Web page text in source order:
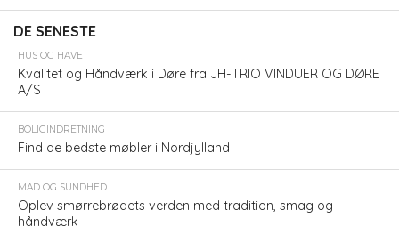
DE SENESTE
HUS OG HAVE
Kvalitet og Håndværk i Døre fra JH-TRIO VINDUER OG DØRE
A/S
BOLIGINDRETNING
Find de bedste møbler i Nordjylland
MAD OG SUNDHED
Oplev smørrebrødets verden med tradition, smag og
håndværk